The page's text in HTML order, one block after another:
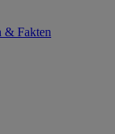
& Fakten